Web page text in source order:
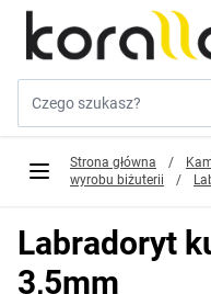
Przejdź do treści
Strona główna /
wyrobu biżuterii
/
Labradoryt
3,5mm